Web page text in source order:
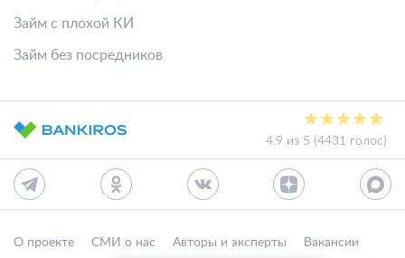
Займ с плохой КИ
Займ без посредников
4.9 из 5 (4431 голос)
О проекте СМИ о нас Авторы и эксперты
Вакансии